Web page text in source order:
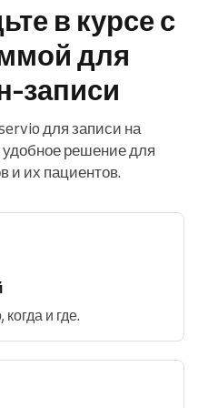
в курсе с
для
записи
для записи на
решение для
и их пациентов.
когда и где.